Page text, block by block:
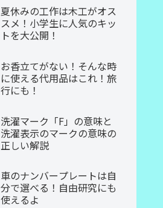
夏休みの工作は木工がオス
スメ！小学生に人気のキッ
トを大公開！
お香立てがない！そんな時
に使える代用品はこれ！旅
行にも！
洗濯マーク「F」の意味と
洗濯表示のマークの意味の
正しい解説
車のナンバープレートは自
分で選べる！自由研究にも
使えるよ